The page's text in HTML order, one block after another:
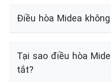
Điều hòa Midea
Tại sao điều hòa
tắt?